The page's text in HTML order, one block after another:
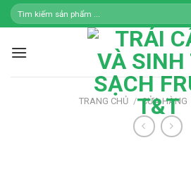
Skip
to
TRANG CHỦ / CỬA HÀNG